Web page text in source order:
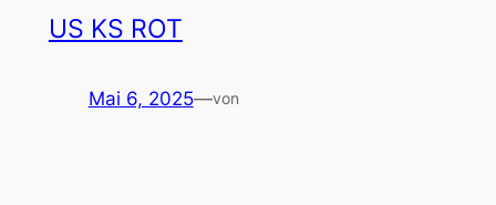
US KS ROT
Mai 6, 2025—von